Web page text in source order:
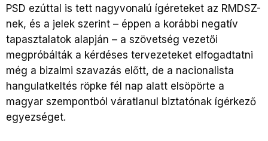
PSD ezúttal is tett nagyvonalú ígéreteket az RMDSZ-
nek, és a jelek szerint – éppen a korábbi negatív
tapasztalatok alapján – a szövetség vezetői
megpróbálták a kérdéses tervezeteket elfogadtatni
még a bizalmi szavazás előtt, de a nacionalista
hangulatkeltés röpke fél nap alatt elsöpörte a
magyar szempontból váratlanul biztatónak ígérkező
egyezséget.